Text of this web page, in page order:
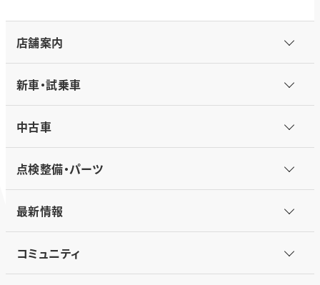
店舗案内
新車・試乗車
中古車
点検整備・パーツ
最新情報
コミュニティ